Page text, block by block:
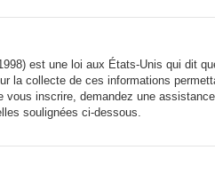
est une loi aux États-Unis qui dit
la collecte de ces informations
inscrire, demandez une
soulignées ci-dessous.